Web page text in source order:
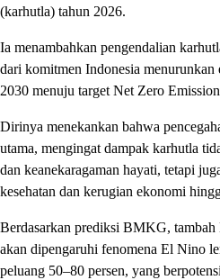
(karhutla) tahun 2026.
Ia menambahkan pengendalian
dari komitmen Indonesia menurunkan
2030 menuju target Net Zero
Dirinya menekankan bahwa
utama, mengingat dampak karhutla
dan keanekaragaman hayati, tetapi
kesehatan dan kerugian ekonomi
Berdasarkan prediksi BMKG,
akan dipengaruhi fenomena El Nino
peluang 50–80 persen, yang